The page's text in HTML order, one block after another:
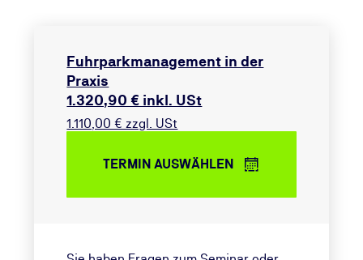
Fuhrparkmanagement in der
Praxis
1.320,90 € inkl. USt
1.110,00 € zzgl. USt
TERMIN AUSWÄHLEN